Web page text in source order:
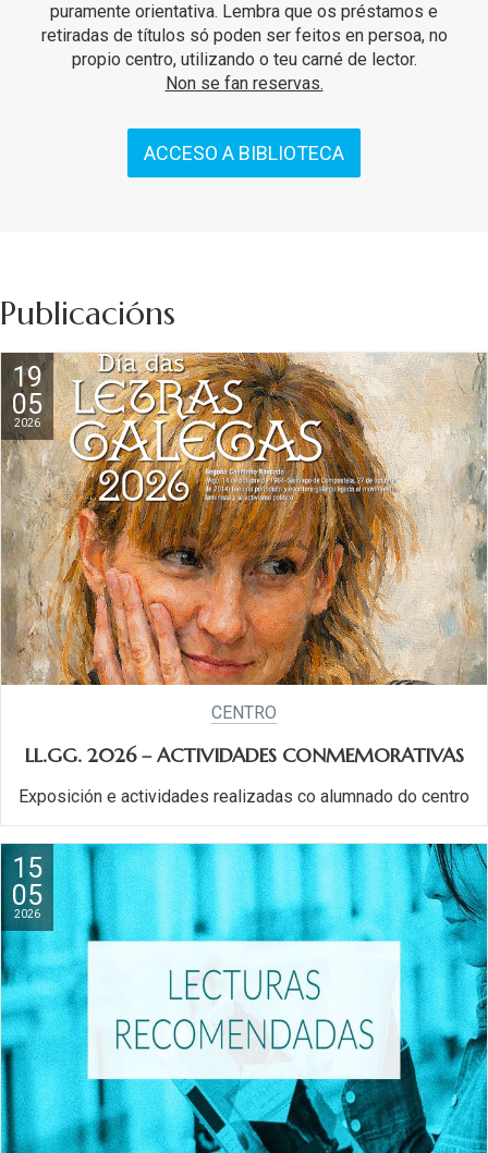
puramente orientativa. Lembra que os préstamos e
retiradas de títulos só poden ser feitos en persoa, no
propio centro, utilizando o teu carné de lector.
Non se fan reservas.
ACCESO A BIBLIOTECA
Publicacións
19
05
2026
CENTRO
LL.GG. 2026 – ACTIVIDADES CONMEMORATIVAS
Exposición e actividades realizadas co alumnado do centro
15
05
2026